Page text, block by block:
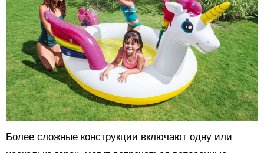
Более сложные конструкции включают одну или